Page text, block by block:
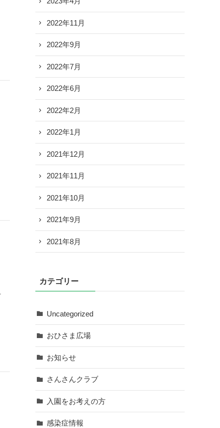
2022年11月
2022年9月
2022年7月
2022年6月
2022年2月
2022年1月
2021年12月
2021年11月
2021年10月
2021年9月
2021年8月
カテゴリー
Uncategorized
おひさま広場
お知らせ
さんさんクラブ
入園をお考えの方
感染症情報